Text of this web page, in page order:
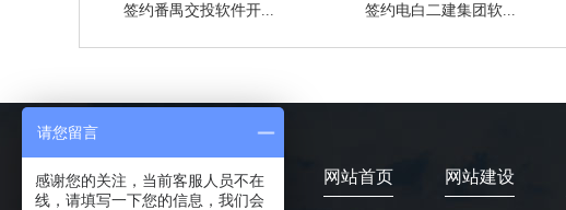
签约番禺交投软件开... 签约电白二建集团软...
网站首页 网站建设
请您留言
感谢您的关注，当前客服人员不在
线，请填写一下您的信息，我们会